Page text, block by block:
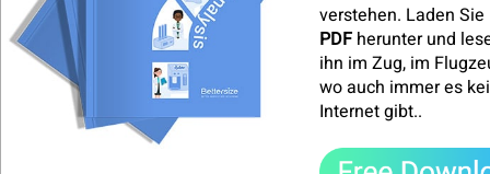
verstehen. Laden
PDF herunter und
ihn im Zug, im
wo auch immer es
Internet gibt..